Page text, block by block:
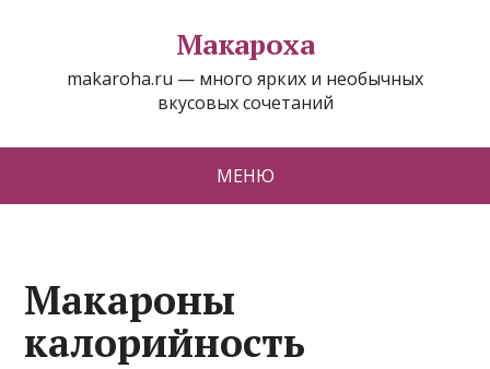
Макароха
makaroha.ru — много ярких и необычных
вкусовых сочетаний
МЕНЮ
Макароны
калорийность